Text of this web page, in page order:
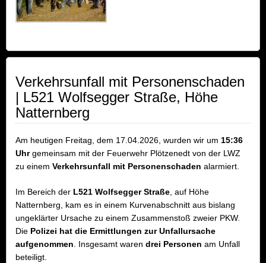
Verkehrsunfall mit Personenschaden
| L521 Wolfsegger Straße, Höhe
Natternberg
Am heutigen Freitag, dem 17.04.2026, wurden wir um 15:36
Uhrgemeinsam mit der Feuerwehr Plötzenedt von der LWZ
zu einem Verkehrsunfall mit Personenschaden alarmiert.
Im Bereich der L521 Wolfsegger Straße , auf Höhe
Natternberg, kam es in einem Kurvenabschnitt aus bislang
ungeklärter Ursache zu einem Zusammenstoß zweier PKW.
Die Polizei hat die Ermittlungen zur Unfallursache
aufgenommen . Insgesamt waren drei Personen am Unfall
beteiligt.